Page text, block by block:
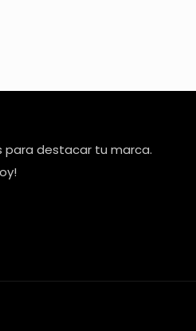
para destacar tu marca.